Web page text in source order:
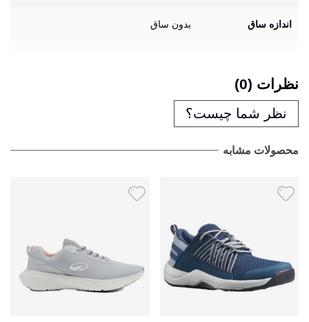
اندازه ساق بدون ساق
نظرات (0)
نظر شما چیست؟
محصولات مشابه